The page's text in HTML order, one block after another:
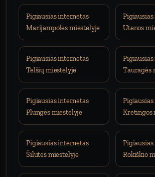
Pigiausias internetas
Marijampolės miestelyje
Utenos
Pigiausias internetas
Telšių miestelyje
Tauragės
Pigiausias internetas
Plungės miestelyje
Kretingos
Pigiausias internetas
Šilutės miestelyje
Rokiškio